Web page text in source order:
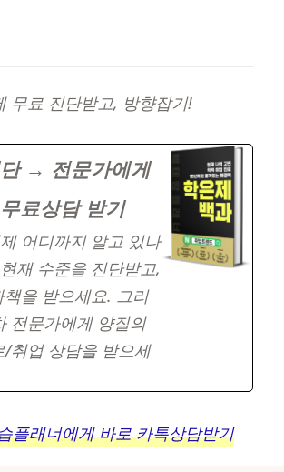
무료 진단받고, 방향잡기!
→ 전문가에게
료상담 받기
어디까지 알고 있나
재 수준을 진단받고,
책을 받으세요. 그리
전문가에게 양질의
/취업 상담을 받으세
플래너에게 바로 카톡상담받기